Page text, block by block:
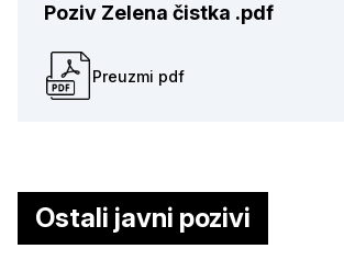
Poziv Zelena čistka .pdf
Preuzmi pdf
Ostali javni pozivi